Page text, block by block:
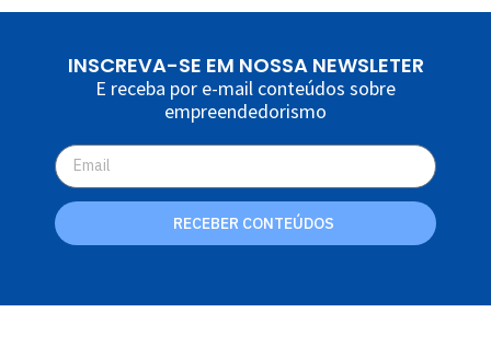
INSCREVA-SE EM NOSSA NEWSLETER
E receba por e-mail conteúdos sobre
empreendedorismo
RECEBER CONTEÚDOS